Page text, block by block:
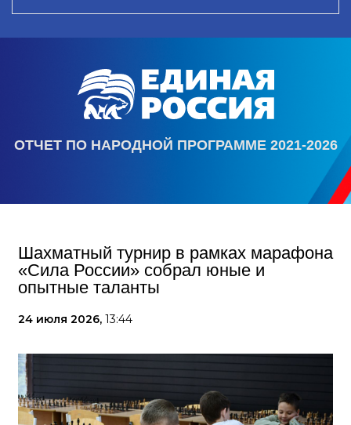
ОТЧЕТ ПО НАРОДНОЙ ПРОГРАММЕ 2021-2026
Шахматный турнир в рамках марафона
«Сила России» собрал юные и
опытные таланты
24 июля 2026, 13:44